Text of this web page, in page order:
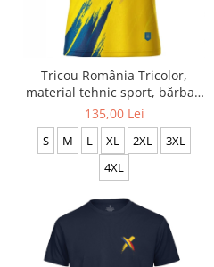
Tricou România Tricolor,
material tehnic sport, bărbat,
culoare galbenă, CS45
135,00 Lei
S M L XL 2XL
3XL
4XL